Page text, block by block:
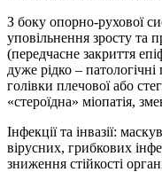
З боку опорно-рухової
уповільнення зросту та
(передчасне закриття
дуже рідко –
голівки плечової або
«стероїдна» міопатія,
Інфекції та інвазії:
вірусних, грибкових
зниження стійкості